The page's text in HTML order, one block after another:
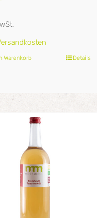
Warenkorb Details